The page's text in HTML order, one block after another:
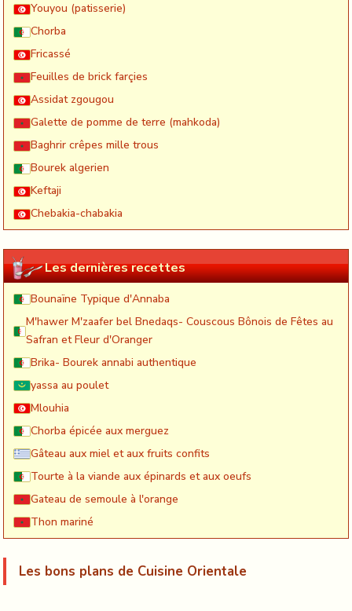
Youyou (patisserie)
Chorba
Fricassé
Feuilles de brick farçies
Assidat zgougou
Galette de pomme de terre (mahkoda)
Baghrir crêpes mille trous
Bourek algerien
Keftaji
Chebakia-chabakia
Les dernières recettes
Bounaïne Typique d'Annaba
M'hawer M'zaafer bel Bnedaqs- Couscous Bônois de Fêtes au
Safran et Fleur d'Oranger
Brika- Bourek annabi authentique
yassa au poulet
Mlouhia
Chorba épicée aux merguez
Gâteau aux miel et aux fruits confits
Tourte à la viande aux épinards et aux oeufs
Gateau de semoule à l'orange
Thon mariné
Les bons plans de Cuisine Orientale